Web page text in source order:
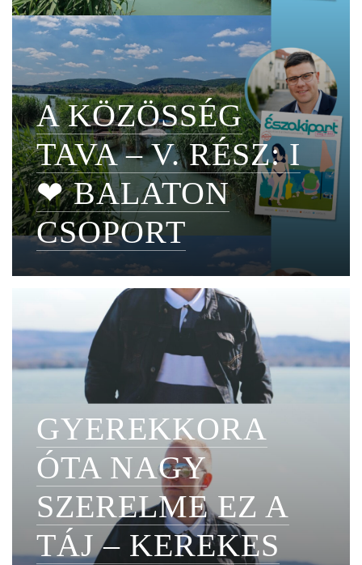
A KÖZÖSSÉG
TAVA – V. RÉSZ: I
❤ BALATON
CSOPORT
GYEREKKORA
ÓTA NAGY
SZERELME EZ A
TÁJ – KEREKES